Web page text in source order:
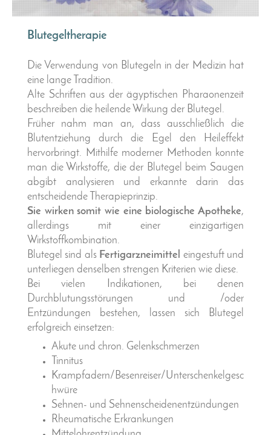
Blutegeltherapie
Die Verwendung von Blutegeln in der Medizin hat
eine lange Tradition.
Alte Schriften aus der ägyptischen Pharaonenzeit
beschreiben die heilende Wirkung der Blutegel.
Früher nahm man an, dass ausschließlich die
Blutentziehung durch die Egel den Heileffekt
hervorbringt. Mithilfe moderner Methoden konnte
man die Wirkstoffe, die der Blutegel beim Saugen
abgibt analysieren und erkannte darin das
entscheidende Therapieprinzip.
Sie wirken somit wie eine biologische Apotheke,
allerdings mit einer einzigartigen
Wirkstoffkombination.
Blutegel sind als Fertigarzneimittel eingestuft und
unterliegen denselben strengen Kriterien wie diese.
Bei vielen Indikationen, bei denen
Durchblutungsstörungen und /oder
Entzündungen bestehen, lassen sich Blutegel
erfolgreich einsetzen:
Akute und chron. Gelenkschmerzen
Tinnitus
Krampfadern/Besenreiser/Unterschenkelgesc
hwüre
Sehnen- und Sehnenscheidenentzündungen
Rheumatische Erkrankungen